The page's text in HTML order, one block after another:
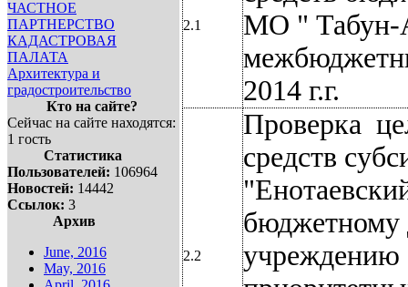
ЧАСТНОЕ
ПАРТНЕРСТВО
КАДАСТРОВАЯ
ПАЛАТА
Архитектура и
градостроительство
Кто на сайте?
Сейчас на сайте находятся:
1 гость
Статистика
Пользователей: 106964
Новостей: 14442
Ссылок: 3
Архив
June, 2016
May, 2016
2.1
МО " Табун-
2014 г.г.
2.2
Проверка
средств
бюджетному
учреждению